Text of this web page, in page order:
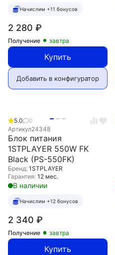
Начислим +11 бонусов
2 280 ₽
Получение завтра
Купить
Добавить в конфигуратор
5.0
0
Артикул24348
Блок питания
1STPLAYER 550W FK
Black (PS-550FK)
Бренд: 1STPLAYER
Гарантия: 12 мес.
В наличии
Начислим +12 бонусов
2 340 ₽
Получение завтра
Купить